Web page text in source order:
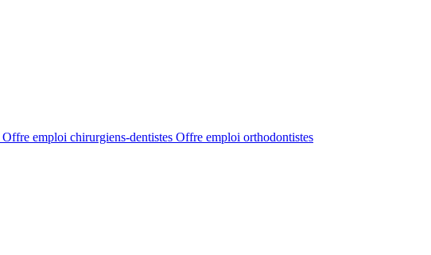
Offre emploi chirurgiens-dentistes Offre emploi orthodontistes